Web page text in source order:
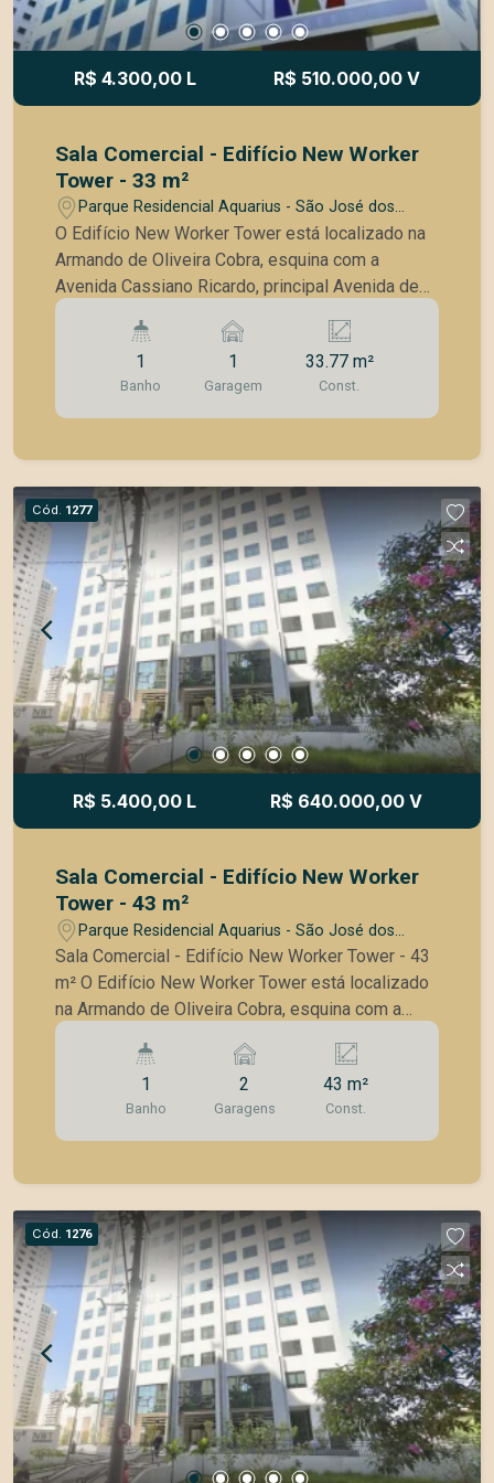
R$ 4.300,00 L R$ 510.000,00 V
Sala Comercial - Edifício New Worker
Tower - 33 m²
Parque Residencial Aquarius - São José dos
Campos/SP
O Edifício New Worker Tower está localizado na
Armando de Oliveira Cobra, esquina com a
Avenida Cassiano Ricardo, principal Avenida de
acesso ao Jardim Aquarius. Área útil: 33 m² - Sala
no contrapiso - Banheiro - 1 Vaga coberta de
Worker Tower: - 9 elevadores - 18 salas
comerciais por andar - Torre única - Portaria 24
de acesso de visitantes com catraca eletrônica e
câmeras de vigilância - 71 vagas para visitantes -
WC Masculino e Feminino nos andares para uso
de clientes - 3 Salas de reunião - Auditório com
Coffee break com copa - Área de convívio na
parte externa
1
Banho
1
Garagem
33.77 m²
Const.
Cód. 1277
R$ 5.400,00 L R$ 640.000,00 V
Sala Comercial - Edifício New Worker
Tower - 43 m²
Parque Residencial Aquarius - São José dos
Campos/SP
Sala Comercial - Edifício New Worker Tower - 43
m² O Edifício New Worker Tower está localizado
na Armando de Oliveira Cobra, esquina com a
Avenida Cassiano Ricardo, principal Avenida de
acesso ao Jardim Aquarius. Área útil: 43 m² - Sala
no contrapiso - Banheiro - 2 Vagas cobertas de
garagem Conheça um pouco do Edifício New
Worker Tower: - 9 elevadores - 18 salas
para sistema de segurança e elevador - Controle
de acesso de visitantes com catraca eletrônica e
câmeras de vigilância - 71 vagas para visitantes -
WC Masculino e Feminino nos andares para uso
de clientes - 3 Salas de reunião - Auditório com
Coffee break com copa - Área de convívio na
parte externa
1
Banho
2
Garagens
43 m²
Const.
Cód. 1276